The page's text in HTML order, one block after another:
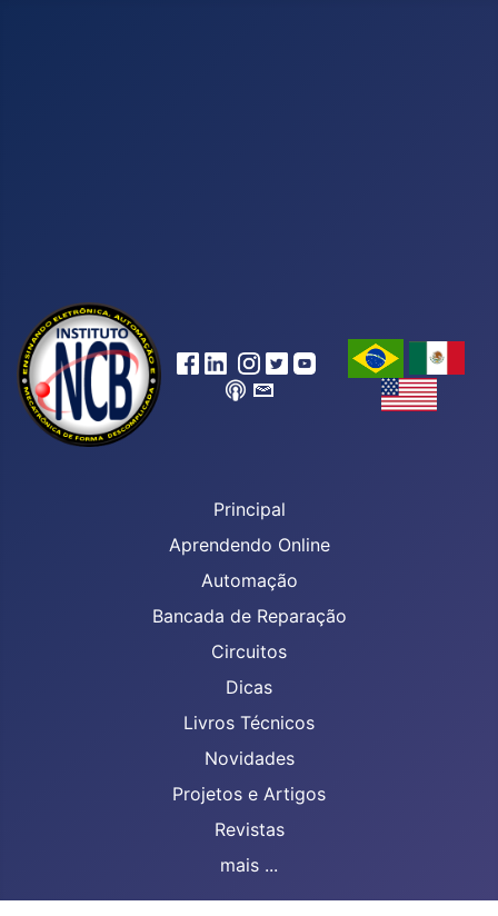
Principal
Aprendendo Online
Automação
Bancada de Reparação
Circuitos
Dicas
Livros Técnicos
Novidades
Projetos e Artigos
Revistas
mais ...